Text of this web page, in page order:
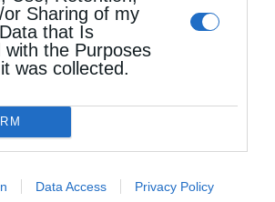
or Sharing of my
that Is
with the Purposes
was collected.
Data Access Privacy Policy
ΔΕΙΤΕ ΕΠΙΣΗΣ